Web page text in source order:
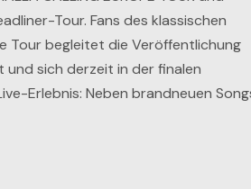
Tour. Fans des klassischen
Tour begleitet die Veröffentlichung
und sich derzeit in der finalen
Erlebnis: Neben brandneuen